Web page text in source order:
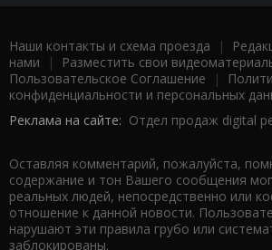
Наши контакты и схема проезда |
нами | Разместить свои
Пользовательское Соглашение |
конфиденциальности и персональных
Реклама на сайте: Отдел продаж digital
Оставляя комментарий, пожалуйста,
содержание и тон Вашего сообщения
реальных людей, непосредственно или
отношение к данной новости.
нарушают эти правила грубо или
заблокированы.